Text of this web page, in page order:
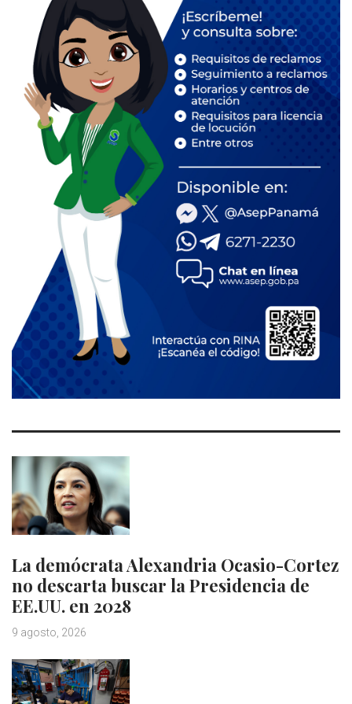
La demócrata Alexandria Ocasio-Cortez
no descarta buscar la Presidencia de
EE.UU. en 2028
9 agosto, 2026